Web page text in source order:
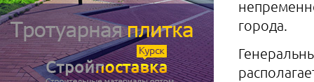
города.